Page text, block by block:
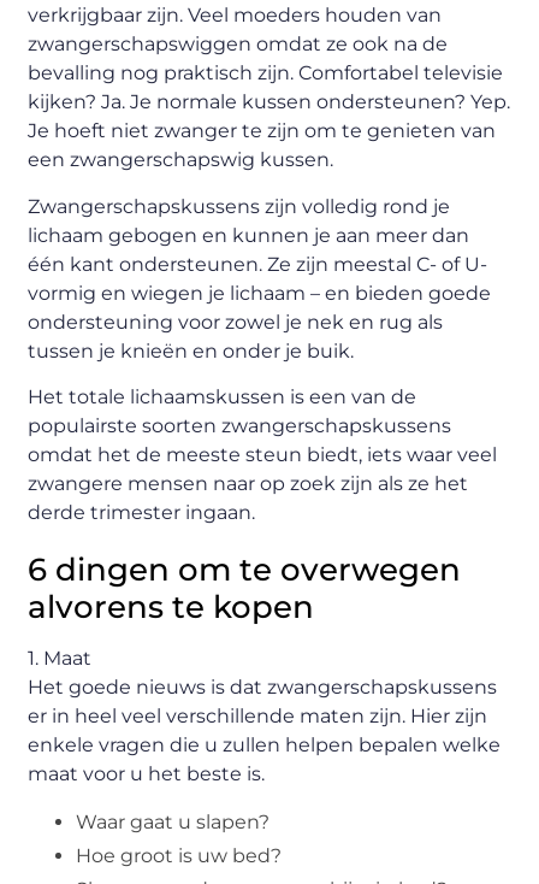
verkrijgbaar zijn. Veel moeders houden van
zwangerschapswiggen omdat ze ook na de
bevalling nog praktisch zijn. Comfortabel televisie
kijken? Ja. Je normale kussen ondersteunen? Yep.
Je hoeft niet zwanger te zijn om te genieten van
een zwangerschapswig kussen.
Zwangerschapskussens zijn volledig rond je
lichaam gebogen en kunnen je aan meer dan
één kant ondersteunen. Ze zijn meestal C- of U-
vormig en wiegen je lichaam – en bieden goede
ondersteuning voor zowel je nek en rug als
tussen je knieën en onder je buik.
Het totale lichaamskussen is een van de
populairste soorten zwangerschapskussens
omdat het de meeste steun biedt, iets waar veel
zwangere mensen naar op zoek zijn als ze het
derde trimester ingaan.
6 dingen om te overwegen
alvorens te kopen
1. Maat
Het goede nieuws is dat zwangerschapskussens
er in heel veel verschillende maten zijn. Hier zijn
enkele vragen die u zullen helpen bepalen welke
maat voor u het beste is.
Waar gaat u slapen?
Hoe groot is uw bed?